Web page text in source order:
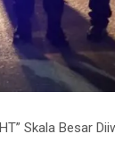
Skala Besar